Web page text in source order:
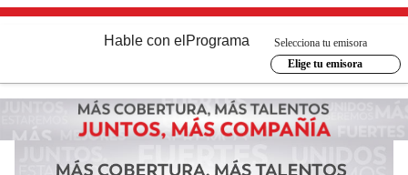
Hable con el Programa
Selecciona tu emisora
Elige tu emisora